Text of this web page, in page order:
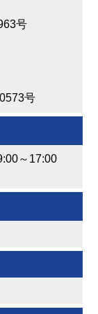
号
号
～17:00